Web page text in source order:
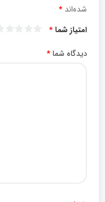
شده‌اند *
امتیاز شما*
دیدگاه شما*